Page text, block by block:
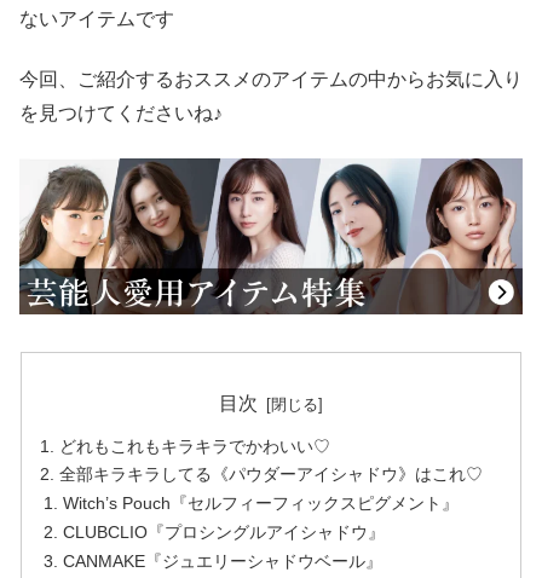
ないアイテムです
今回、ご紹介するおススメのアイテムの中からお気に入り
を見つけてくださいね♪
目次
どれもこれもキラキラでかわいい♡
全部キラキラしてる《パウダーアイシャドウ》はこれ♡
Witch’s Pouch『セルフィーフィックスピグメント』
CLUBCLIO『プロシングルアイシャドウ』
CANMAKE『ジュエリーシャドウベール』